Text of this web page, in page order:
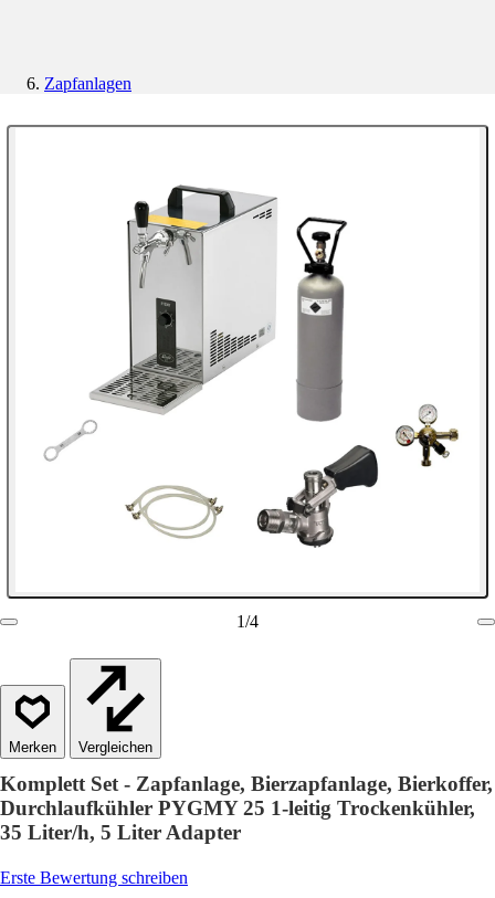
Zapfanlagen
1/4
Vergleichen
Komplett Set - Zapfanlage, Bierzapfanlage, Bierkoffer,
Durchlaufkühler PYGMY 25 1-leitig Trockenkühler,
35 Liter/h, 5 Liter Adapter
Erste Bewertung schreiben